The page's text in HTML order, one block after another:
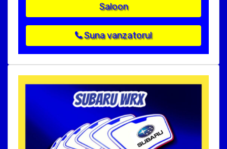
Saloon
Suna vanzatorul